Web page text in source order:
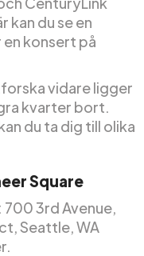
kan du se en
konsert på
vidare ligger
kvarter bort.
du ta dig till olika
Square
700 3rd Avenue,
Seattle, WA